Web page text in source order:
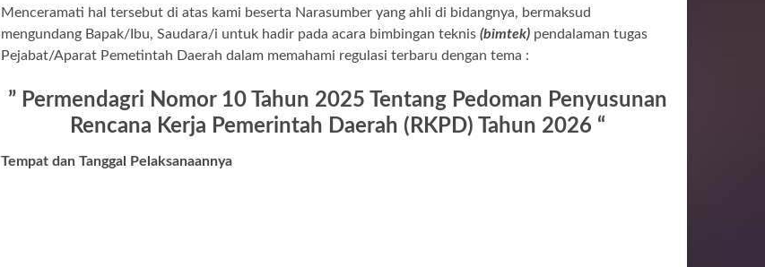
Menceramati hal tersebut di atas kami beserta Narasumber yang ahli di bidangnya, bermaksud
mengundang Bapak/Ibu, Saudara/i untuk hadir pada acara bimbingan teknis (bimtek) pendalaman tugas
Pejabat/Aparat Pemetintah Daerah dalam memahami regulasi terbaru dengan tema :
” Permendagri Nomor 10 Tahun 2025 Tentang Pedoman Penyusunan
Rencana Kerja Pemerintah Daerah (RKPD) Tahun 2026 “
Tempat dan Tanggal Pelaksanaannya